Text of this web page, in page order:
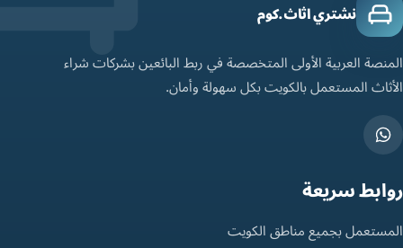
نشتري اثاث.كوم
المنصة العربية الأولى المتخصصة في ربط البائعين بشركات شراء
الأثاث المستعمل بالكويت بكل سهولة وأمان.
روابط سريعة
المستعمل بجميع مناطق الكويت